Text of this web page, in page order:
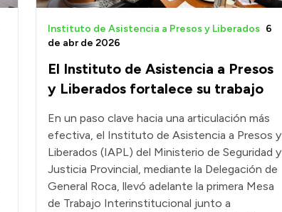
El Instituto de Asistencia a Presos
y Liberados fortalece su trabajo
Instituto de Asistencia a Presos y Liberados 6
de abr de 2026
En un paso clave hacia una articulación más
efectiva, el Instituto de Asistencia a Presos y
Liberados (IAPL) del Ministerio de Seguridad y
Justicia Provincial, mediante la Delegación de
General Roca, llevó adelante la primera Mesa
de Trabajo Interinstitucional junto a